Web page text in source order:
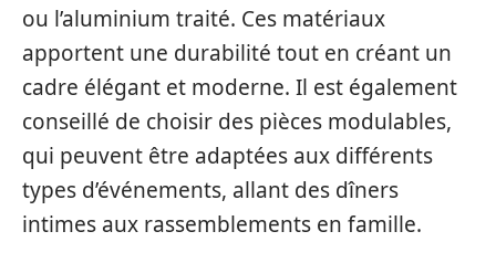
ou l’aluminium traité. Ces matériaux
apportent une durabilité tout en créant un
cadre élégant et moderne. Il est également
conseillé de choisir des pièces modulables,
qui peuvent être adaptées aux différents
types d’événements, allant des dîners
intimes aux rassemblements en famille.